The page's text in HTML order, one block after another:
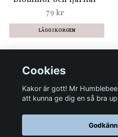
79 kr
Rymdtatueringar som
79 kr
Cookies
Kakor är gott! Mr
att kunna ge dig en så bra